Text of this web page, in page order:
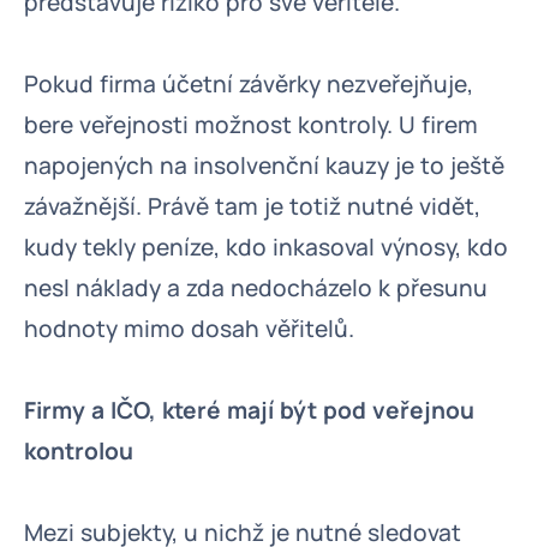
Pokud firma účetní závěrky nezveřejňuje,
bere veřejnosti možnost kontroly. U firem
napojených na insolvenční kauzy je to ještě
závažnější. Právě tam je totiž nutné vidět,
kudy tekly peníze, kdo inkasoval výnosy, kdo
nesl náklady a zda nedocházelo k přesunu
hodnoty mimo dosah věřitelů.
Firmy a IČO, které mají být pod veřejnou
kontrolou
Mezi subjekty, u nichž je nutné sledovat